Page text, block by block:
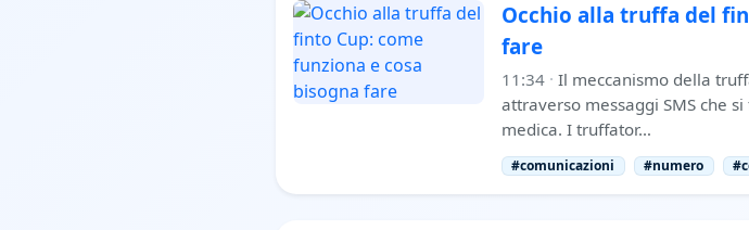
Occhio alla truffa del
fare
11:34 · Il meccanismo della
attraverso messaggi SMS che
medica. I truffator…
#comunicazioni #numero